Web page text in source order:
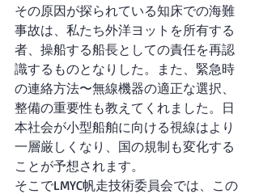
その原因が探られている知床での海難
事故は、私たち外洋ヨットを所有する
者、操船する船長としての責任を再認
識するものとなりした。また、緊急時
の連絡方法〜無線機器の適正な選択、
整備の重要性も教えてくれました。日
本社会が小型船舶に向ける視線はより
一層厳しくなり、国の規制も変化する
ことが予想されます。
そこでLMYC帆走技術委員会では、この